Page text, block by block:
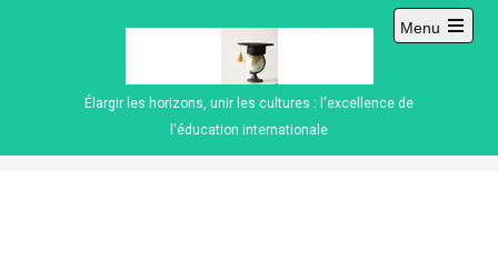
Élargir les horizons, unir les cultures : l'excellence de
l'éducation internationale
Menu
Open